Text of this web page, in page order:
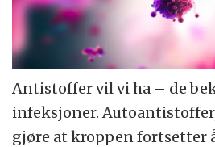
Antistoffer vil vi ha – de
infeksjoner.
gjøre at kroppen fortsetter